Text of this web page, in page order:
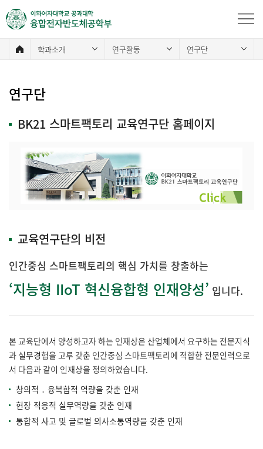
학과소개 연구활동 연구단
연구단
BK21 스마트팩토리 교육연구단 홈페이지
교육연구단의 비전
인간중심 스마트팩토리의 핵심 가치를 창출하는
‘지능형 IIoT 혁신융합형 인재양성’ 입니다.
본 교육단에서 양성하고자 하는 인재상은 산업체에서 요구하는 전문지식
과 실무경험을 고루 갖춘 인간중심 스마트팩토리에 적합한 전문인력으로
서 다음과 같이 인재상을 정의하였습니다.
창의적 ․ 융복합적 역량을 갖춘 인재
현장 적응적 실무역량을 갖춘 인재
통합적 사고 및 글로벌 의사소통역량을 갖춘 인재